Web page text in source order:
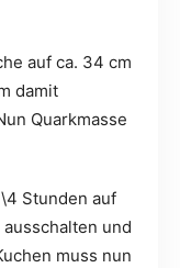
auf ca. 34 cm
damit
Quarkmasse
Stunden auf
und
muss nun